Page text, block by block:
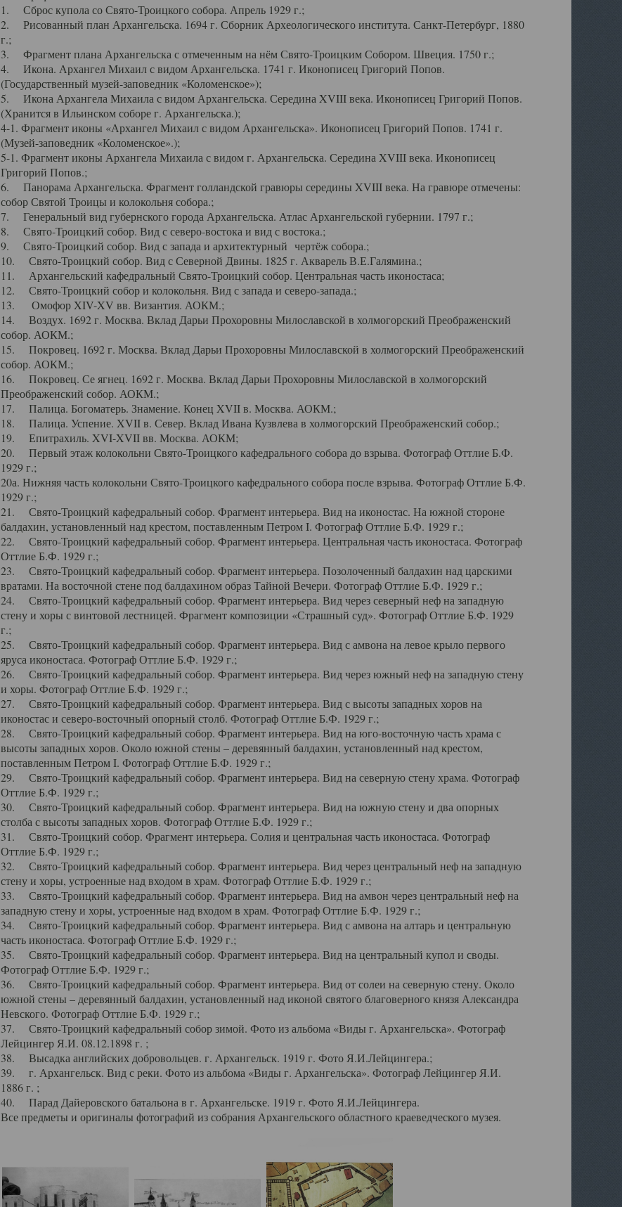
1. Сброс купола со Свято-Троицкого собора. Апрель 1929 г.;
2. Рисованный план Архангельска. 1694 г. Сборник Археологического института. Санкт-Петербург, 1880
г.;
3. Фрагмент плана Архангельска с отмеченным на нём Свято-Троицким Собором. Швеция. 1750 г.;
4. Икона. Архангел Михаил с видом Архангельска. 1741 г. Иконописец Григорий Попов.
(Государственный музей-заповедник «Коломенское»);
5. Икона Архангела Михаила с видом Архангельска. Середина XVIII века. Иконописец Григорий Попов.
(Хранится в Ильинском соборе г. Архангельска.);
4-1. Фрагмент иконы «Архангел Михаил с видом Архангельска». Иконописец Григорий Попов. 1741 г.
(Музей-заповедник «Коломенское».);
5-1. Фрагмент иконы Архангела Михаила с видом г. Архангельска. Середина XVIII века. Иконописец
Григорий Попов.;
6. Панорама Архангельска. Фрагмент голландской гравюры середины XVIII века. На гравюре отмечены:
собор Святой Троицы и колокольня собора.;
7. Генеральный вид губернского города Архангельска. Атлас Архангельской губернии. 1797 г.;
8. Свято-Троицкий собор. Вид с северо-востока и вид с востока.;
9. Свято-Троицкий собор. Вид с запада и архитектурный чертёж собора.;
10. Свято-Троицкий собор. Вид с Северной Двины. 1825 г. Акварель В.Е.Галямина.;
11. Архангельский кафедральный Свято-Троицкий собор. Центральная часть иконостаса;
12. Свято-Троицкий собор и колокольня. Вид с запада и северо-запада.;
13. Омофор XIV-XV вв. Византия. АОКМ.;
14. Воздух. 1692 г. Москва. Вклад Дарьи Прохоровны Милославской в холмогорский Преображенский
собор. АОКМ.;
15. Покровец. 1692 г. Москва. Вклад Дарьи Прохоровны Милославской в холмогорский Преображенский
собор. АОКМ.;
16. Покровец. Се ягнец. 1692 г. Москва. Вклад Дарьи Прохоровны Милославской в холмогорский
Преображенский собор. АОКМ.;
17. Палица. Богоматерь. Знамение. Конец XVII в. Москва. АОКМ.;
18. Палица. Успение. XVII в. Север. Вклад Ивана Кузвлева в холмогорский Преображенский собор.;
19. Епитрахиль. XVI-XVII вв. Москва. АОКМ;
20. Первый этаж колокольни Свято-Троицкого кафедрального собора до взрыва. Фотограф Оттлие Б.Ф.
1929 г.;
20а. Нижняя часть колокольни Свято-Троицкого кафедрального собора после взрыва. Фотограф Оттлие Б.Ф.
1929 г.;
21. Свято-Троицкий кафедральный собор. Фрагмент интерьера. Вид на иконостас. На южной стороне
балдахин, установленный над крестом, поставленным Петром I. Фотограф Оттлие Б.Ф. 1929 г.;
22. Свято-Троицкий кафедральный собор. Фрагмент интерьера. Центральная часть иконостаса. Фотограф
Оттлие Б.Ф. 1929 г.;
23. Свято-Троицкий кафедральный собор. Фрагмент интерьера. Позолоченный балдахин над царскими
вратами. На восточной стене под балдахином образ Тайной Вечери. Фотограф Оттлие Б.Ф. 1929 г.;
24. Свято-Троицкий кафедральный собор. Фрагмент интерьера. Вид через северный неф на западную
стену и хоры с винтовой лестницей. Фрагмент композиции «Страшный суд». Фотограф Оттлие Б.Ф. 1929
г.;
25. Свято-Троицкий кафедральный собор. Фрагмент интерьера. Вид с амвона на левое крыло первого
яруса иконостаса. Фотограф Оттлие Б.Ф. 1929 г.;
26. Свято-Троицкий кафедральный собор. Фрагмент интерьера. Вид через южный неф на западную стену
и хоры. Фотограф Оттлие Б.Ф. 1929 г.;
27. Свято-Троицкий кафедральный собор. Фрагмент интерьера. Вид с высоты западных хоров на
иконостас и северо-восточный опорный столб. Фотограф Оттлие Б.Ф. 1929 г.;
28. Свято-Троицкий кафедральный собор. Фрагмент интерьера. Вид на юго-восточную часть храма с
высоты западных хоров. Около южной стены – деревянный балдахин, установленный над крестом,
поставленным Петром I. Фотограф Оттлие Б.Ф. 1929 г.;
29. Свято-Троицкий кафедральный собор. Фрагмент интерьера. Вид на северную стену храма. Фотограф
Оттлие Б.Ф. 1929 г.;
30. Свято-Троицкий кафедральный собор. Фрагмент интерьера. Вид на южную стену и два опорных
столба с высоты западных хоров. Фотограф Оттлие Б.Ф. 1929 г.;
31. Свято-Троицкий собор. Фрагмент интерьера. Солия и центральная часть иконостаса. Фотограф
Оттлие Б.Ф. 1929 г.;
32. Свято-Троицкий кафедральный собор. Фрагмент интерьера. Вид через центральный неф на западную
стену и хоры, устроенные над входом в храм. Фотограф Оттлие Б.Ф. 1929 г.;
33. Свято-Троицкий кафедральный собор. Фрагмент интерьера. Вид на амвон через центральный неф на
западную стену и хоры, устроенные над входом в храм. Фотограф Оттлие Б.Ф. 1929 г.;
34. Свято-Троицкий кафедральный собор. Фрагмент интерьера. Вид с амвона на алтарь и центральную
часть иконостаса. Фотограф Оттлие Б.Ф. 1929 г.;
35. Свято-Троицкий кафедральный собор. Фрагмент интерьера. Вид на центральный купол и своды.
Фотограф Оттлие Б.Ф. 1929 г.;
36. Свято-Троицкий кафедральный собор. Фрагмент интерьера. Вид от солеи на северную стену. Около
южной стены – деревянный балдахин, установленный над иконой святого благоверного князя Александра
Невского. Фотограф Оттлие Б.Ф. 1929 г.;
37. Свято-Троицкий кафедральный собор зимой. Фото из альбома «Виды г. Архангельска». Фотограф
Лейцингер Я.И. 08.12.1898 г. ;
38. Высадка английских добровольцев. г. Архангельск. 1919 г. Фото Я.И.Лейцингера.;
39. г. Архангельск. Вид с реки. Фото из альбома «Виды г. Архангельска». Фотограф Лейцингер Я.И.
1886 г. ;
40. Парад Дайеровского батальона в г. Архангельске. 1919 г. Фото Я.И.Лейцингера.
Все предметы и оригиналы фотографий из собрания Архангельского областного краеведческого музея.